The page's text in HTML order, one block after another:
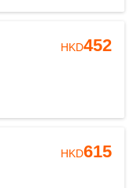
HKD452
HKD615